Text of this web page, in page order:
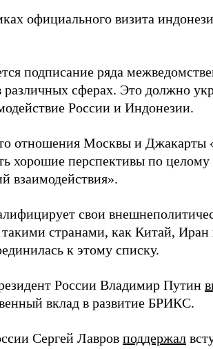
официального визита
подписание ряда
различных сферах. Это должно
России и Индонезии.
отношения Москвы и Джакарты
хорошие перспективы по
взаимодействия».
свои
такими странами, как Китай,
к этому списку.
России Владимир Путин
вклад в развитие БРИКС.
Сергей Лавров поддержал